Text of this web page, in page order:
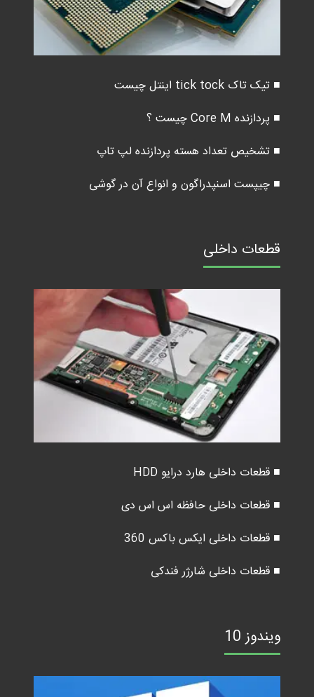
■ تیک تاک tick tock اینتل چیست
■ پردازنده Core M چیست ؟
■ تشخیص تعداد هسته پردازنده لپ تاپ
■ چیپست اسنپدراگون و انواع آن در گوشی
قطعات داخلی
■ قطعات داخلی هارد درایو HDD
■ قطعات داخلی حافظه اس اس دی
■ قطعات داخلی ایکس باکس 360
■ قطعات داخلی شارژر فندکی
ویندوز 10